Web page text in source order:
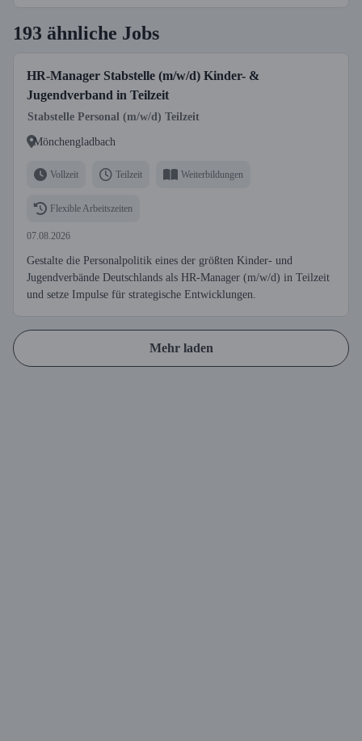
193 ähnliche Jobs
HR-Manager Stabstelle (m/w/d) Kinder- &
Jugendverband in Teilzeit
Stabstelle Personal (m/w/d) Teilzeit
Mönchengladbach
Vollzeit Teilzeit Weiterbildungen
Flexible Arbeitszeiten
07.08.2026
Gestalte die Personalpolitik eines der größten Kinder- und
Jugendverbände Deutschlands als HR-Manager (m/w/d) in Teilzeit
und setze Impulse für strategische Entwicklungen.
Mehr laden